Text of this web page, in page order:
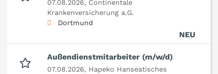
07.08.2026, Continentale
Krankenversicherung a.G.
Dortmund
NEU
Außendienstmitarbeiter (m/w/d)
07.08.2026, Hapeko Hanseatisches